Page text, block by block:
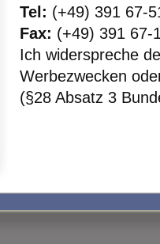
Tel: (+49) 391 67-
Fax: (+49) 391 67-
Ich widerspreche
Werbezwecken
(§28 Absatz 3